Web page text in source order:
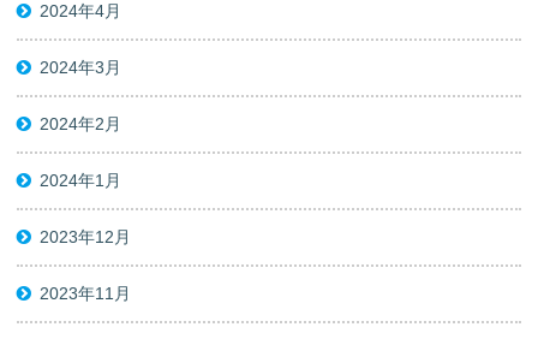
2024年4月
2024年3月
2024年2月
2024年1月
2023年12月
2023年11月